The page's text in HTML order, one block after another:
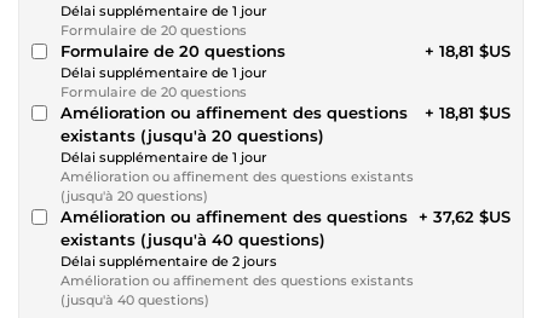
Délai supplémentaire de 1 jour
Formulaire de 20 questions
Formulaire de 20 questions
Délai supplémentaire de 1 jour
Formulaire de 20 questions
+ 18,81 $US
Amélioration ou affinement des questions
existants (jusqu'à 20 questions)
Délai supplémentaire de 1 jour
Amélioration ou affinement des questions existants
(jusqu'à 20 questions)
+ 18,81 $US
Amélioration ou affinement des questions
existants (jusqu'à 40 questions)
Délai supplémentaire de 2 jours
Amélioration ou affinement des questions existants
(jusqu'à 40 questions)
+ 37,62 $US